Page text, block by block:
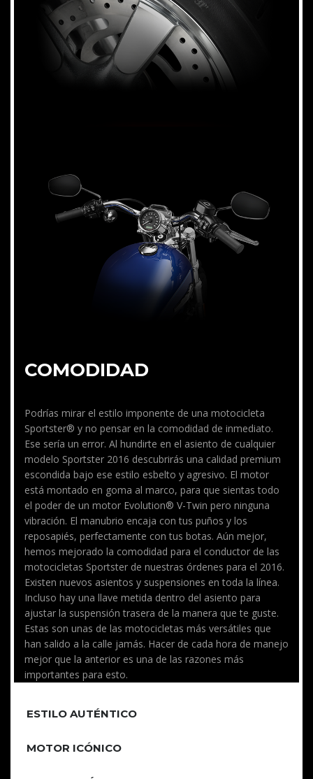
COMODIDAD
Podrías mirar el estilo imponente de una motocicleta
Sportster® y no pensar en la comodidad de inmediato.
Ese sería un error. Al hundirte en el asiento de cualquier
modelo Sportster 2016 descubrirás una calidad premium
escondida bajo ese estilo esbelto y agresivo. El motor
está montado en goma al marco, para que sientas todo
el poder de un motor Evolution® V-Twin pero ninguna
vibración. El manubrio encaja con tus puños y los
reposapiés, perfectamente con tus botas. Aún mejor,
hemos mejorado la comodidad para el conductor de las
motocicletas Sportster de nuestras órdenes para el 2016.
Existen nuevos asientos y suspensiones en toda la línea.
Incluso hay una llave metida dentro del asiento para
ajustar la suspensión trasera de la manera que te guste.
Estas son unas de las motocicletas más versátiles que
han salido a la calle jamás. Hacer de cada hora de manejo
mejor que la anterior es una de las razones más
importantes para esto.
ESTILO AUTÉNTICO
MOTOR ICÓNICO